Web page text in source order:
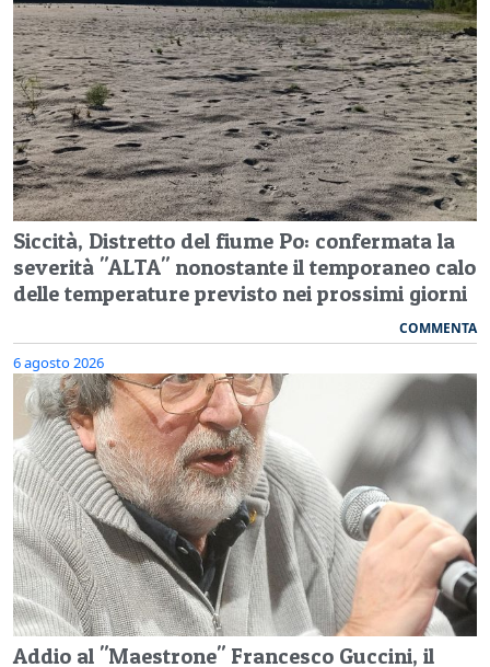
Siccità, Distretto del fiume Po: confermata la
severità "ALTA" nonostante il temporaneo calo
delle temperature previsto nei prossimi giorni
COMMENTA
6 agosto 2026
Addio al "Maestrone" Francesco Guccini, il